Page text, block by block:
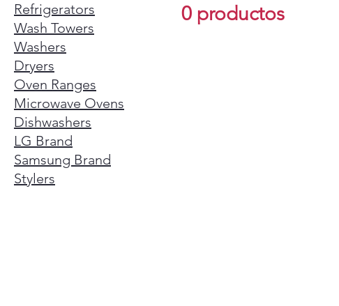
Refrigerators
Wash Towers
Washers
Dryers
Oven Ranges
Microwave Ovens
Dishwashers
LG Brand
Samsung Brand
Stylers
0 productos